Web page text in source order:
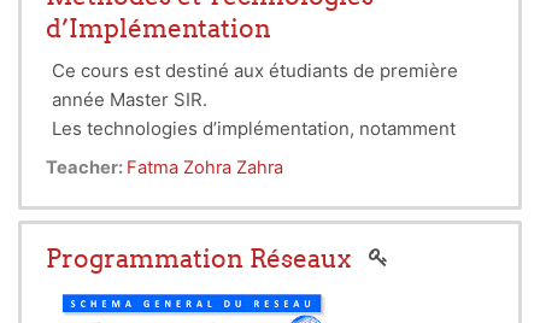
d’Implémentation
Ce cours est destiné aux étudiants de première
année Master SIR.
Les technologies d’implémentation, notamment
celle centrée sur le Web, sont en train de connaître
de permettre à l’étudiant d’apprécier ce
développement, le comprendre et le maitriser en
vue de l’exploiter efficacement lors de la
conception/réalisation des logiciels.
Teacher: Fatma Zohra Zahra
Programmation Réseaux